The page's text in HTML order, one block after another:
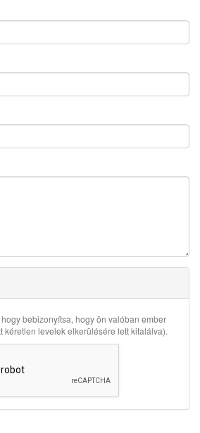
bebizonyítsa, hogy ön valóban ember
kéretlen levelek elkerülésére lett kitalálva).